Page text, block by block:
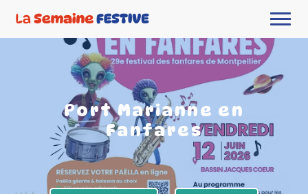
Port Marianne en
Fanfares